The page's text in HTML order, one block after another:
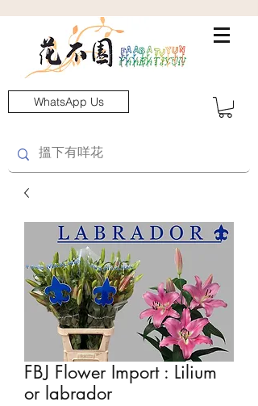
WhatsApp Us
FBJ Flower Import : Lilium
or labrador